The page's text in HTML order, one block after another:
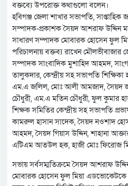
বক্তব্যে উপরোক্ত কথাগুলো বলেন।
হবিগঞ্জ জেলা শাখার সভাপতি, সাপ্তাহিক
সম্পাদক-প্রকাশক সৈয়দ আশরাফ উদ্দিন
সাধারণ সম্পাদক মোবারক হোসেন ফুল
পরিচালনায় বক্তব্য রাখেন মৌলভীবাজার
সম্পাদক সাংবাদিক মুশাহিদ আহমদ,
তালুকদার, কেন্দ্রীয় সহ সভাপতি শিক্ষিকা
এম.এ জলিল, মোঃ আলী আমজাদ, সৈয়দ
চৌধুরী, এম.এ মতিন চৌধুরী, ফুল কুমার
শিক্ষক সমিতির কেন্দ্রীয় সহ সভাপতি
কামরুল হাসান সাদেক, সৈয়দ নওশাদ
আহমদ, সৈয়দ গিয়াস উদ্দিন, শাহানা
এটিএম আতউল হক, হাজী মোঃ ফিরোজ
সভায় সর্বসম্মতিক্রমে সৈয়দ আশরাফ
মোবারক হোসেন ফুল মিয়া এডভোকেটকে